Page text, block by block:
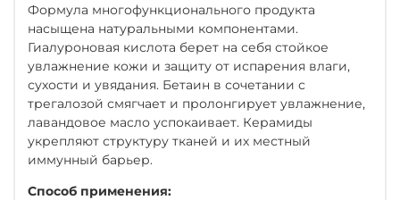
Формула многофункционального продукта
насыщена натуральными компонентами.
Гиалуроновая кислота берет на себя стойкое
увлажнение кожи и защиту от испарения влаги,
сухости и увядания. Бетаин в сочетании с
трегалозой смягчает и пролонгирует увлажнение,
лавандовое масло успокаивает. Керамиды
укрепляют структуру тканей и их местный
иммунный барьер.
Способ применения: